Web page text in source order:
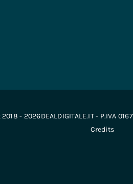
- 2026DEALDIGITALE.IT - P.IVA
Credits